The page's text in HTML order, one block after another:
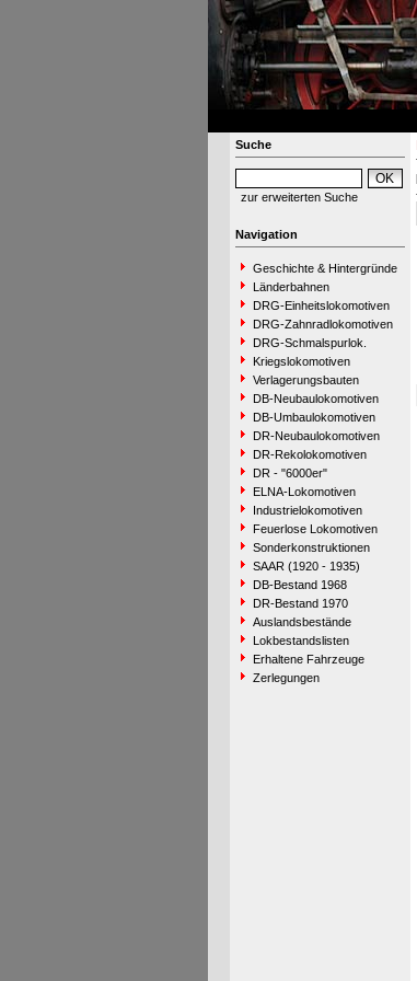
Suche
zur erweiterten Suche
Navigation
Geschichte & Hintergründe
Länderbahnen
DRG-Einheitslokomotiven
DRG-Zahnradlokomotiven
DRG-Schmalspurlok.
Kriegslokomotiven
Verlagerungsbauten
DB-Neubaulokomotiven
DB-Umbaulokomotiven
DR-Neubaulokomotiven
DR-Rekolokomotiven
DR - "6000er"
ELNA-Lokomotiven
Industrielokomotiven
Feuerlose Lokomotiven
Sonderkonstruktionen
SAAR (1920 - 1935)
DB-Bestand 1968
DR-Bestand 1970
Auslandsbestände
Lokbestandslisten
Erhaltene Fahrzeuge
Zerlegungen